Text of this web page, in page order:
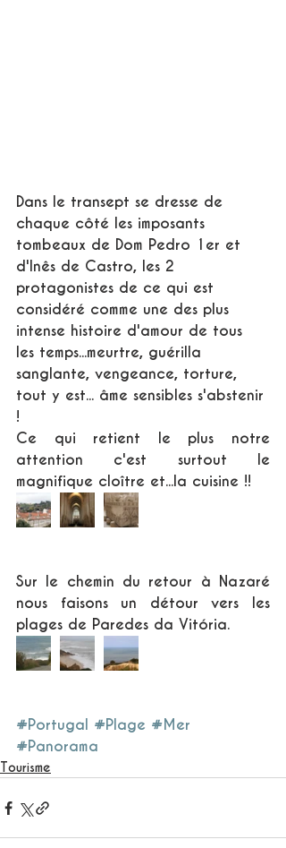
Dans le transept se dresse de
chaque côté les imposants
tombeaux de Dom Pedro 1er et
d'Inês de Castro, les 2
protagonistes de ce qui est
considéré comme une des plus
intense histoire d'amour de tous
les temps...meurtre, guérilla
sanglante, vengeance, torture,
tout y est... âme sensibles s'abstenir
!
Ce qui retient le plus notre
attention c'est surtout le
magnifique cloître et...la cuisine !!
Sur le chemin du retour à Nazaré
nous faisons un détour vers les
plages de Paredes da Vitória.
#Portugal #Plage #Mer
#Panorama
Tourisme